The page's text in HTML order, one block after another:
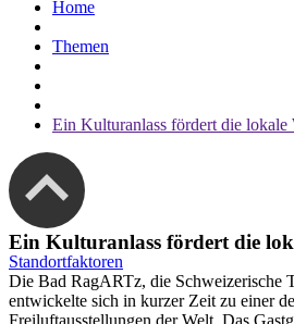
Home
Themen
Ein Kulturanlass fördert die lokale
Ein Kulturanlass fördert die
Standortfaktoren
Die Bad RagARTz, die Schweizerische
entwickelte sich in kurzer Zeit zu einer
Freiluftausstellungen der Welt. Das